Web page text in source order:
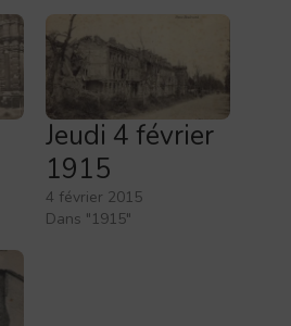
Jeudi 4 février
1915
4 février 2015
Dans "1915"